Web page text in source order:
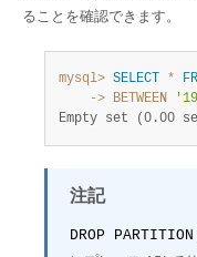
ることを確認できます。
mysql> SELECT *
    ->
BETWEEN
Empty set (0.00
注記
DROP PARTITION